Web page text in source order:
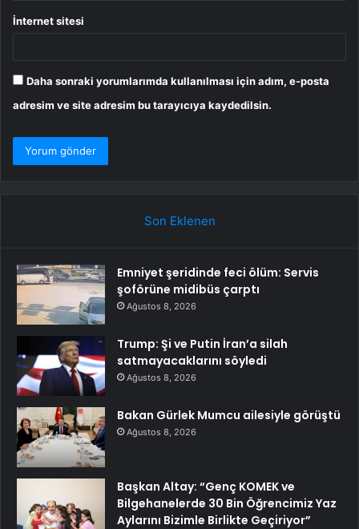
İnternet sitesi
Daha sonraki yorumlarımda kullanılması için adım, e-posta
adresim ve site adresim bu tarayıcıya kaydedilsin.
Son Eklenen
Emniyet şeridinde feci ölüm: Servis
şoförüne midibüs çarptı
Ağustos 8, 2026
Trump: Şi ve Putin İran’a silah
satmayacaklarını söyledi
Ağustos 8, 2026
Bakan Gürlek Mumcu ailesiyle görüştü
Ağustos 8, 2026
Başkan Altay: “Genç KOMEK ve
Bilgehanelerde 30 Bin Öğrencimiz Yaz
Aylarını Bizimle Birlikte Geçiriyor”